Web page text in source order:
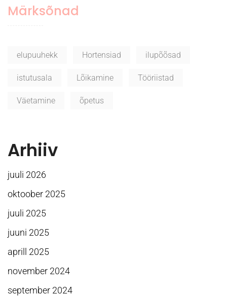
Märksõnad
elupuuhekk Hortensiad ilupõõsad
istutusala Lõikamine Tööriistad
Väetamine õpetus
Arhiiv
juuli 2026
oktoober 2025
juuli 2025
juuni 2025
aprill 2025
november 2024
september 2024